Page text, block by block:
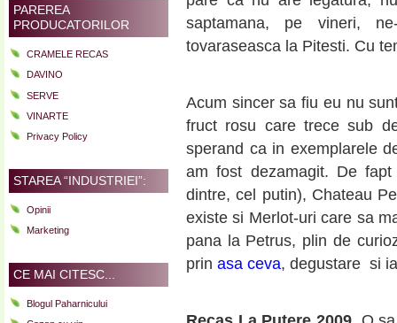
PAREREA
PRODUCATORILOR
CRAMELE RECAS
DAVINO
SERVE
VINARTE
Privacy Policy
STAREA “INDUSTRIEI”:
Opinii
Marketing
CE MAI CITESC...
Blogul Paharnicului
saptamana, pe vineri,
tovaraseasca la Pitesti. Cu
Acum sincer sa fiu eu nu
fruct rosu care trece sub
sperand ca in exemplarele
am fost dezamagit. De
dintre, cel putin), Chateau
existe si Merlot-uri care sa
pana la Petrus, plin de
prin asa ceva, degustare si